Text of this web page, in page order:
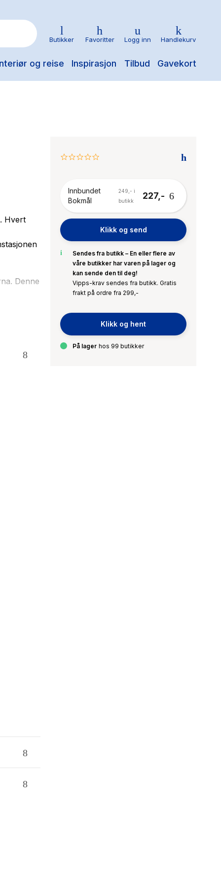
og reise Inspirasjon Tilbud Gavekort
Butikker Favoritter Logg inn Handlekurv
0.0
Innbundet
Bokmål
227,-
249,- i
butikk
Klikk og send
Sendes fra butikk – En eller flere av
våre butikker har varen på lager og
kan sende den til deg!
Vipps-krav sendes fra butikk. Gratis
frakt på ordre fra 299,-
Klikk og hent
På lager hos 99 butikker
Hvert
Denne